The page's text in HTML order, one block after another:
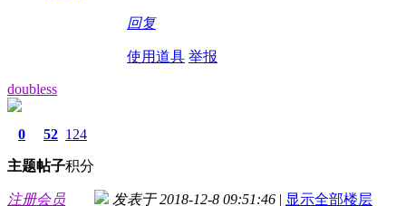
回复
使用道具 举报
doubless
0
主题
52
帖子
124
积分
注册会员 发表于 2018-12-8 09:51:46 | 显示全部楼层